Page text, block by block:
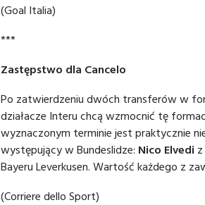
(Goal Italia)
***
Zastępstwo dla Cancelo
Po zatwierdzeniu dwóch transferów w
działacze Interu chcą wzmocnić tę
wyznaczonym terminie jest praktycznie
występujący w Bundeslidze: Nico Elvedi
Bayeru Leverkusen. Wartość każdego z
(Corriere dello Sport)